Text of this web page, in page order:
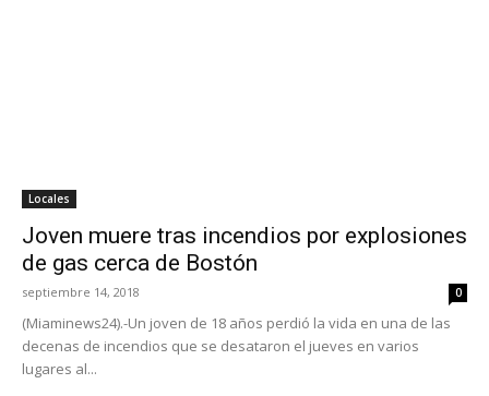
Locales
Joven muere tras incendios por explosiones
de gas cerca de Bostón
septiembre 14, 2018 0
(Miaminews24).-Un joven de 18 años perdió la vida en una de las
decenas de incendios que se desataron el jueves en varios
lugares al...